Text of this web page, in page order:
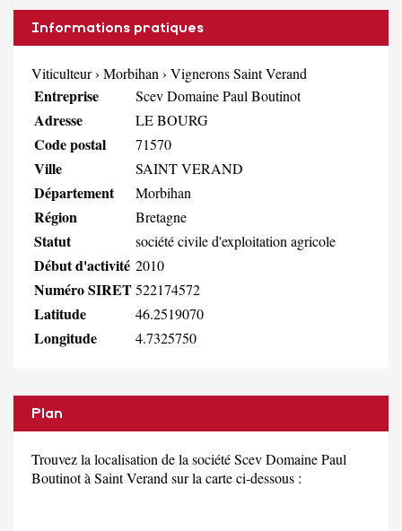
Informations pratiques
Viticulteur› Morbihan › Vignerons Saint Verand
Entreprise Scev Domaine Paul Boutinot
Adresse LE BOURG
Code postal 71570
Ville SAINT VERAND
Département Morbihan
Région Bretagne
Statut société civile d'exploitation agricole
Début d'activité 2010
Numéro SIRET522174572
Latitude 46.2519070
Longitude 4.7325750
Plan
Trouvez la localisation de la société Scev Domaine Paul
Boutinot à Saint Verand sur la carte ci-dessous :